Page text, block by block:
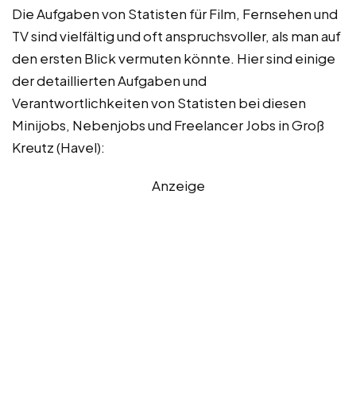
Die Aufgaben von Statisten für Film, Fernsehen und
TV sind vielfältig und oft anspruchsvoller, als man auf
den ersten Blick vermuten könnte. Hier sind einige
der detaillierten Aufgaben und
Verantwortlichkeiten von Statisten bei diesen
Minijobs, Nebenjobs und Freelancer Jobs in Groß
Kreutz (Havel):
Anzeige